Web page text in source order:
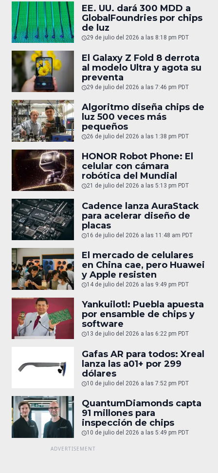
EE. UU. dará 300 MDD a
GlobalFoundries por chips
de luz
29 de julio del 2026 a las 8:18 pm PDT
El Galaxy Z Fold 8 derrota
al modelo Ultra y agota su
preventa
29 de julio del 2026 a las 7:46 pm PDT
Algoritmo diseña chips de
luz 500 veces más
pequeños
26 de julio del 2026 a las 1:38 pm PDT
HONOR Robot Phone: El
celular con cámara
robótica del Mundial
21 de julio del 2026 a las 5:13 pm PDT
Cadence lanza AuraStack
para acelerar diseño de
placas
16 de julio del 2026 a las 11:48 am PDT
El mercado de celulares
en China cae, pero Huawei
y Apple resisten
14 de julio del 2026 a las 9:49 pm PDT
Yankuilotl: Puebla apuesta
por ensamble de chips y
software
13 de julio del 2026 a las 6:22 pm PDT
Gafas AR para todos: Xreal
lanza las a01+ por 299
dólares
10 de julio del 2026 a las 7:52 pm PDT
QuantumDiamonds capta
91 millones para
inspección de chips
10 de julio del 2026 a las 5:49 pm PDT